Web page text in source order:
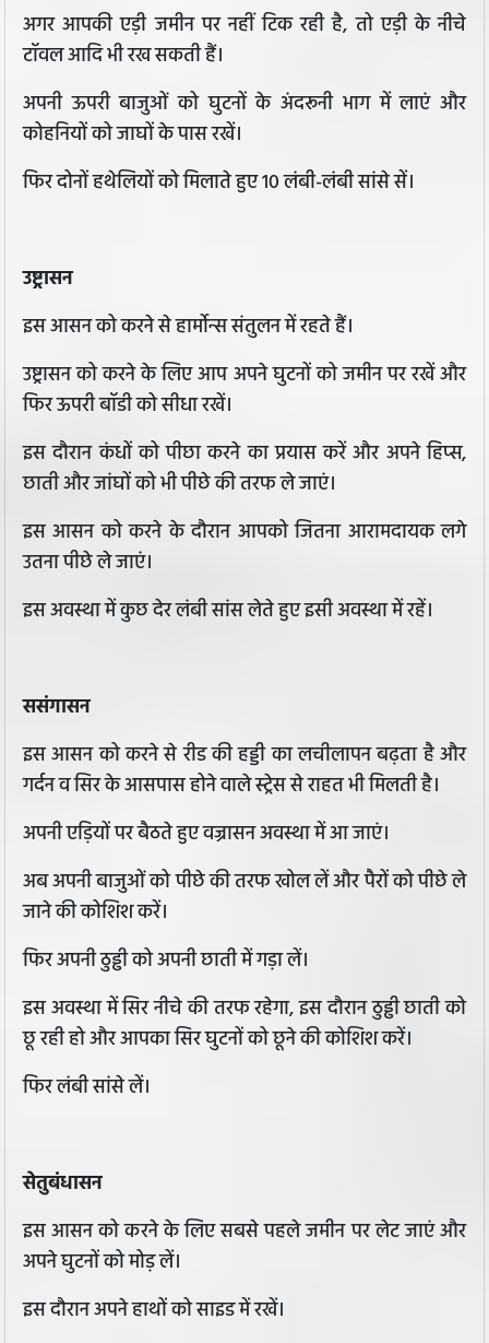
अगर आपकी एड़ी जमीन पर नहीं टिक रही है, तो एड़ी के नीचे
टॉवल आदि भी रख सकती हैं।
अपनी ऊपरी बाजुओं को घुटनों के अंदरूनी भाग में लाएं और
कोहनियों को जाघों के पास रखें।
फिर दोनों हथेलियों को मिलाते हुए 10 लंबी-लंबी सांसे सें।
उष्ट्रासन
इस आसन को करने से हार्मोन्स संतुलन में रहते हैं।
उष्ट्रासन को करने के लिए आप अपने घुटनों को जमीन पर रखें और
फिर ऊपरी बॉडी को सीधा रखें।
इस दौरान कंधों को पीछा करने का प्रयास करें और अपने हिप्स,
छाती और जांघों को भी पीछे की तरफ ले जाएं।
इस आसन को करने के दौरान आपको जितना आरामदायक लगे
उतना पीछे ले जाएं।
इस अवस्था में कुछ देर लंबी सांस लेते हुए इसी अवस्था में रहें।
ससंगासन
इस आसन को करने से रीड की हड्डी का लचीलापन बढ़ता है और
गर्दन व सिर के आसपास होने वाले स्ट्रेस से राहत भी मिलती है।
अपनी एड़ियों पर बैठते हुए वज्रासन अवस्था में आ जाएं।
अब अपनी बाजुओं को पीछे की तरफ खोल लें और पैरों को पीछे ले
जाने की कोशिश करें।
फिर अपनी ठुड्ढी को अपनी छाती में गड़ा लें।
इस अवस्था में सिर नीचे की तरफ रहेगा, इस दौरान ठुड्ढी छाती को
छू रही हो और आपका सिर घुटनों को छूने की कोशिश करें।
फिर लंबी सांसे लें।
सेतुबंधासन
इस आसन को करने के लिए सबसे पहले जमीन पर लेट जाएं और
अपने घुटनों को मोड़ लें।
इस दौरान अपने हाथों को साइड में रखें।